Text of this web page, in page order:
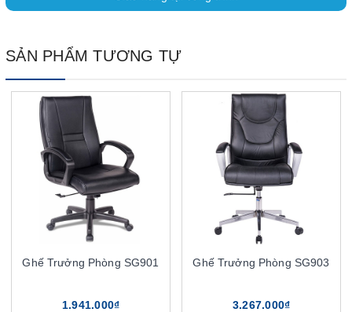
SẢN PHẨM TƯƠNG TỰ
Ghế Trưởng Phòng SG901
1.941.000₫
Ghế Trưởng Phòng SG903
3.267.000₫